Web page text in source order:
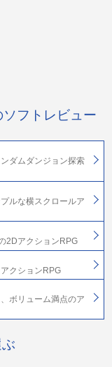
ソフトレビュー
ダムダンジョン探索
ルな横スクロールア
2DアクションRPG
クションRPG
ボリューム満点のア